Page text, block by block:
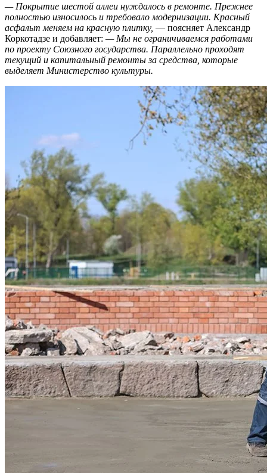
— Покрытие шестой аллеи нуждалось в ремонте. Прежнее
полностью износилось и требовало модернизации. Красный
асфальт меняем на красную плитку, — поясняет Александр
Коркотадзе и добавляет: — Мы не ограничиваемся работами
по проекту Союзного государства. Параллельно проходят
текущий и капитальный ремонты за средства, которые
выделяет Министерство культуры.